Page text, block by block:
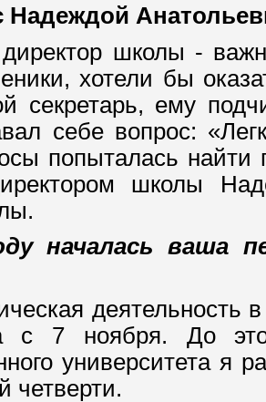
Надеждой
школы -
хотели бы
секретарь, ему
себе вопрос:
попыталась
школы
началась ваша
деятельность
с 7 ноября. До
университета
четверти.